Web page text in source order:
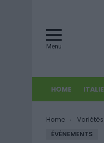
Menu
HOME ITALIE
You are here:
Home Variétès
ÉVÉNEMENTS